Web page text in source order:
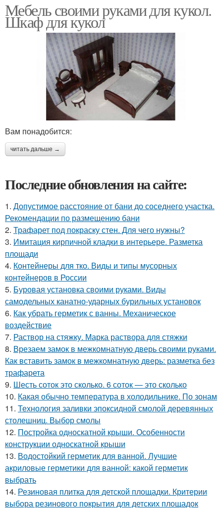
Мебель своими руками для кукол.
Шкаф для кукол
Вам понадобится:
читать дальше →
Последние обновления на сайте:
1. Допустимое расстояние от бани до соседнего участка.
Рекомендации по размещению бани
2. Трафарет под покраску стен. Для чего нужны?
3. Имитация кирпичной кладки в интерьере. Разметка
площади
4. Контейнеры для тко. Виды и типы мусорных
контейнеров в России
5. Буровая установка своими руками. Виды
самодельных канатно-ударных бурильных установок
6. Как убрать герметик с ванны. Механическое
воздействие
7. Раствор на стяжку. Марка раствора для стяжки
8. Врезаем замок в межкомнатную дверь своими руками.
Как вставить замок в межкомнатную дверь: разметка без
трафарета
9. Шесть соток это сколько. 6 соток — это сколько
10. Какая обычно температура в холодильнике. По зонам
11. Технология заливки эпоксидной смолой деревянных
столешниц. Выбор смолы
12. Постройка односкатной крыши. Особенности
конструкции односкатной крыши
13. Водостойкий герметик для ванной. Лучшие
акриловые герметики для ванной: какой герметик
выбрать
14. Резиновая плитка для детской площадки. Критерии
выбора резинового покрытия для детских площадок